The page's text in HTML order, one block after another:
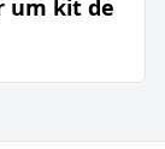
um kit de